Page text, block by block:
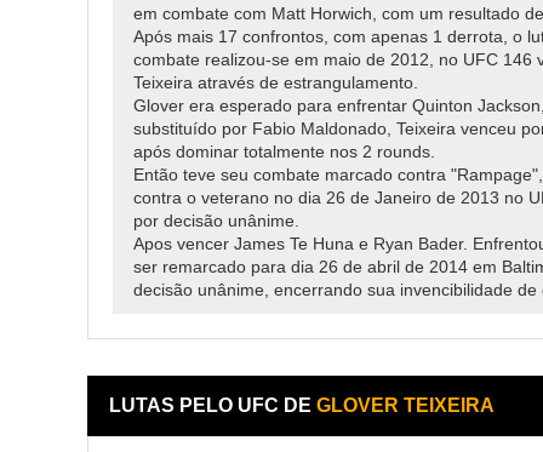
em combate com Matt Horwich, com um resultado
Após mais 17 confrontos, com apenas 1 derrota, o
combate realizou-se em maio de 2012, no UFC 146
Teixeira através de estrangulamento.
Glover era esperado para enfrentar Quinton
substituído por Fabio Maldonado, Teixeira venceu
após dominar totalmente nos 2 rounds.
Então teve seu combate marcado contra
contra o veterano no dia 26 de Janeiro de 2013 no
por decisão unânime.
Apos vencer James Te Huna e Ryan Bader.
ser remarcado para dia 26 de abril de 2014 em
decisão unânime, encerrando sua invencibilidade
LUTAS PELO UFC DE GLOVER TEIXEIRA